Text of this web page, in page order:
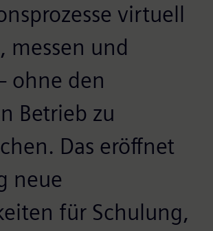
virtuell
messen und
ohne den
Betrieb zu
Das eröffnet
neue
für Schulung,